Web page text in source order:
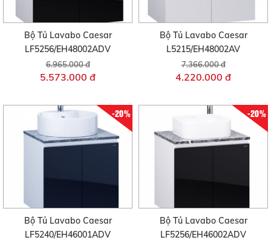
Bộ Tủ Lavabo Caesar
LF5256/EH48002ADV
6.965.000 đ
5.573.000 đ
Bộ Tủ Lavabo Caesar
L5215/EH48002AV
7.366.000 đ
4.220.000 đ
-20%
Bộ Tủ Lavabo Caesar
LF5240/EH46001ADV
-20%
Bộ Tủ Lavabo Caesar
LF5256/EH46002ADV